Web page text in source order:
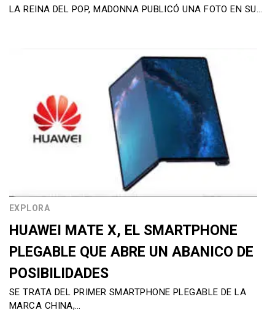
LA REINA DEL POP, MADONNA PUBLICÓ UNA FOTO EN SU…
EXPLORA
HUAWEI MATE X, EL SMARTPHONE
PLEGABLE QUE ABRE UN ABANICO DE
POSIBILIDADES
SE TRATA DEL PRIMER SMARTPHONE PLEGABLE DE LA
MARCA CHINA,…